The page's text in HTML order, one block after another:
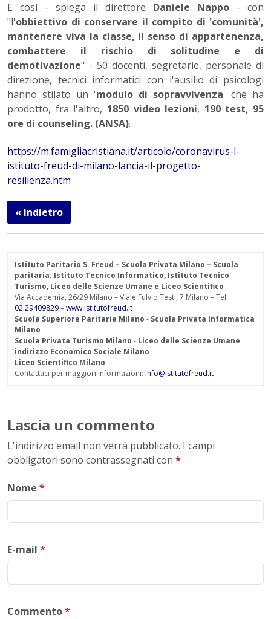
E così - spiega il direttore Daniele Nappo - con
"l'obbiettivo di conservare il compito di 'comunità',
mantenere viva la classe, il senso di appartenenza,
combattere il rischio di solitudine e di
demotivazione" - 50 docenti, segretarie, personale di
direzione, tecnici informatici con l'ausilio di psicologi
hanno stilato un 'modulo di sopravvivenza' che ha
prodotto, fra l'altro, 1850 video lezioni, 190 test, 95
ore di counseling. (ANSA).
https://m.famigliacristiana.it/articolo/coronavirus-l-
istituto-freud-di-milano-lancia-il-progetto-
resilienza.htm
« Indietro
Istituto Paritario S. Freud – Scuola Privata Milano – Scuola
paritaria: Istituto Tecnico Informatico, Istituto Tecnico
Turismo, Liceo delle Scienze Umane e Liceo Scientifico
Via Accademia, 26/29 Milano – Viale Fulvio Testi, 7 Milano – Tel.
02.29409829–www.istitutofreud.it
Scuola Superiore Paritaria Milano - Scuola Privata Informatica
Milano
Scuola Privata Turismo Milano - Liceo delle Scienze Umane
indirizzo Economico Sociale Milano
Liceo Scientifico Milano
Contattaci per maggiori informazioni: info@istitutofreud.it
Lascia un commento
L'indirizzo email non verrà pubblicato. I campi
obbligatori sono contrassegnati con *
Nome *
E-mail *
Commento*